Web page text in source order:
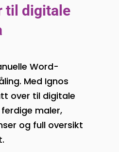
til digitale
Word-
Med Ignos
over til digitale
maler,
og full oversikt